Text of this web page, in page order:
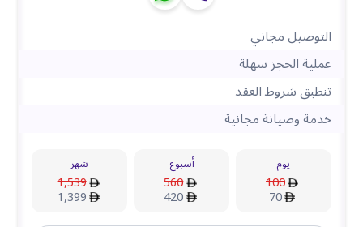
التوصيل مجاني
عملية الحجز سهلة
تنطبق شروط العقد
خدمة وصيانة مجانية
يوم
100
70
أسبوع
560
420
شهر
1,539
1,399